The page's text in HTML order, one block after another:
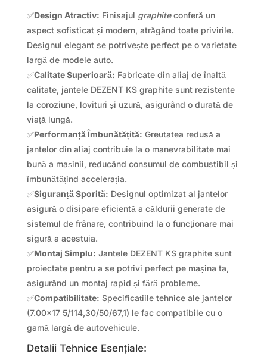
✅Design Atractiv: Finisajul graphiteconferă un
aspect sofisticat și modern, atrăgând toate privirile.
Designul elegant se potrivește perfect pe o varietate
largă de modele auto.
✅Calitate Superioară: Fabricate din aliaj de înaltă
calitate, jantele DEZENT KS graphite sunt rezistente
la coroziune, lovituri și uzură, asigurând o durată de
viață lungă.
✅Performanță Îmbunătățită: Greutatea redusă a
jantelor din aliaj contribuie la o manevrabilitate mai
bună a mașinii, reducând consumul de combustibil și
îmbunătățind accelerația.
✅Siguranță Sporită: Designul optimizat al jantelor
asigură o disipare eficientă a căldurii generate de
sistemul de frânare, contribuind la o funcționare mai
sigură a acestuia.
✅Montaj Simplu: Jantele DEZENT KS graphite sunt
proiectate pentru a se potrivi perfect pe mașina ta,
asigurând un montaj rapid și fără probleme.
✅Compatibilitate: Specificațiile tehnice ale jantelor
(7.00×17 5/114,30/50/67,1) le fac compatibile cu o
gamă largă de autovehicule.
Detalii Tehnice Esențiale: